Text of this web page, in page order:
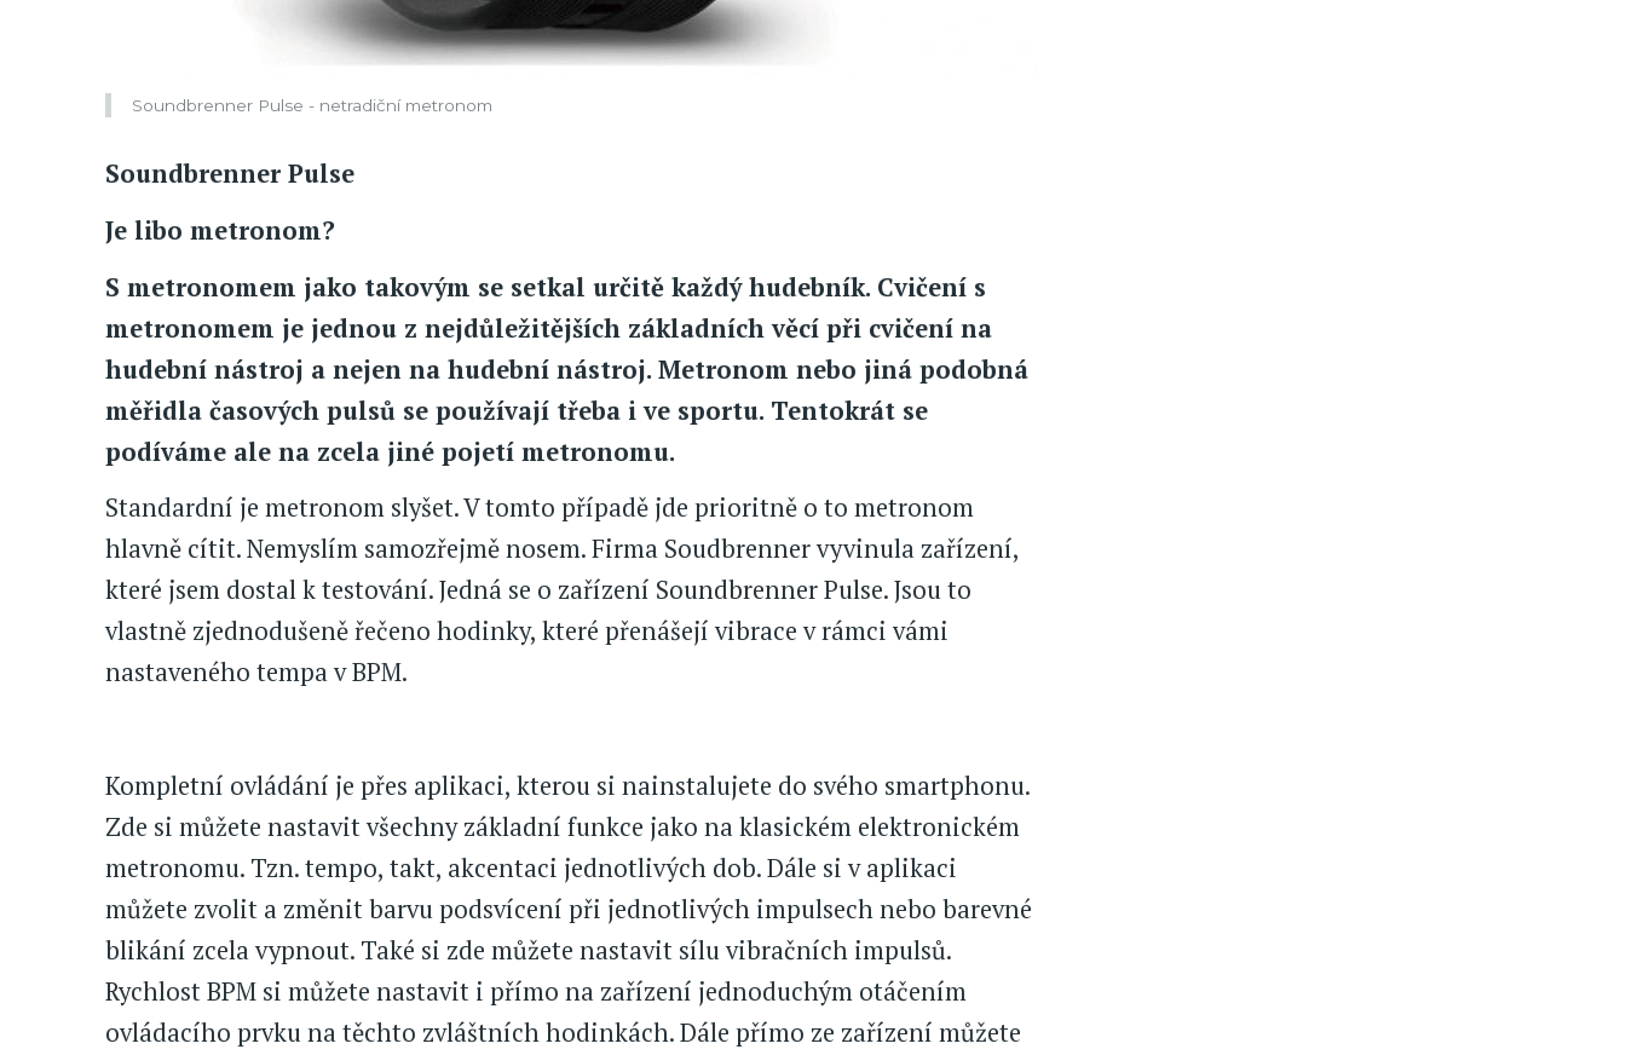
Soundbrenner Pulse - netradiční metronom
Soundbrenner Pulse
Je libo metronom?
S metronomem jako takovým se setkal určitě každý hudebník. Cvičení s
metronomem je jednou z nejdůležitějších základních věcí při cvičení na
hudební nástroj a nejen na hudební nástroj. Metronom nebo jiná podobná
měřidla časových pulsů se používají třeba i ve sportu. Tentokrát se
podíváme ale na zcela jiné pojetí metronomu.
Standardní je metronom slyšet. V tomto případě jde prioritně o to metronom
hlavně cítit. Nemyslím samozřejmě nosem. Firma Soudbrenner vyvinula zařízení,
které jsem dostal k testování. Jedná se o zařízení Soundbrenner Pulse. Jsou to
vlastně zjednodušeně řečeno hodinky, které přenášejí vibrace v rámci vámi
nastaveného tempa v BPM.
Kompletní ovládání je přes aplikaci, kterou si nainstalujete do svého smartphonu.
Zde si můžete nastavit všechny základní funkce jako na klasickém elektronickém
metronomu. Tzn. tempo, takt, akcentaci jednotlivých dob. Dále si v aplikaci
můžete zvolit a změnit barvu podsvícení při jednotlivých impulsech nebo barevné
blikání zcela vypnout. Také si zde můžete nastavit sílu vibračních impulsů.
Rychlost BPM si můžete nastavit i přímo na zařízení jednoduchým otáčením
ovládacího prvku na těchto zvláštních hodinkách. Dále přímo ze zařízení můžete